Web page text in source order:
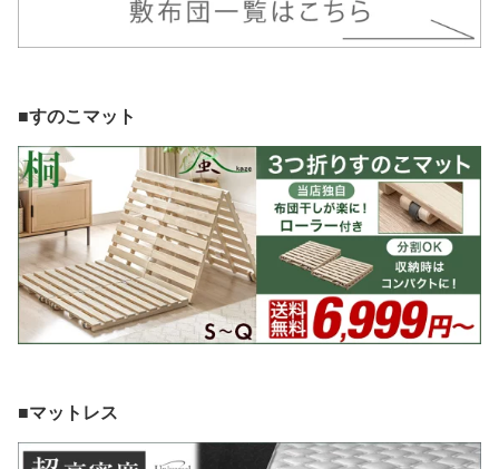
■すのこマット
■マットレス